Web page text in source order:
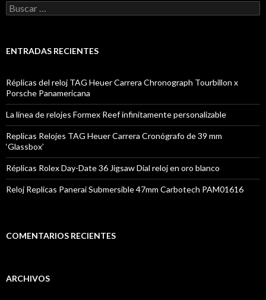
Buscar:
ENTRADAS RECIENTES
Réplicas del reloj TAG Heuer Carrera Chronograph Tourbillon x
Porsche Panamericana
La línea de relojes Formex Reef infinitamente personalizable
Replicas Relojes TAG Heuer Carrera Cronógrafo de 39 mm
‘Glassbox’
Réplicas Rolex Day-Date 36 Jigsaw Dial reloj en oro blanco
Reloj Replicas Panerai Submersible 47mm Carbotech PAM01616
COMENTARIOS RECIENTES
ARCHIVOS